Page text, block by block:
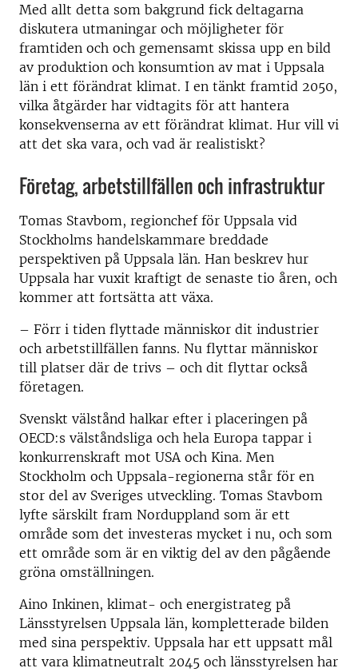
Med allt detta som bakgrund fick deltagarna
diskutera utmaningar och möjligheter för
framtiden och och gemensamt skissa upp en bild
av produktion och konsumtion av mat i Uppsala
län i ett förändrat klimat. I en tänkt framtid 2050,
vilka åtgärder har vidtagits för att hantera
konsekvenserna av ett förändrat klimat. Hur vill vi
att det ska vara, och vad är realistiskt?
Företag, arbetstillfällen och infrastruktur
Tomas Stavbom, regionchef för Uppsala vid
Stockholms handelskammare breddade
perspektiven på Uppsala län. Han beskrev hur
Uppsala har vuxit kraftigt de senaste tio åren, och
kommer att fortsätta att växa.
– Förr i tiden flyttade människor dit industrier
och arbetstillfällen fanns. Nu flyttar människor
till platser där de trivs – och dit flyttar också
företagen.
Svenskt välstånd halkar efter i placeringen på
OECD:s välståndsliga och hela Europa tappar i
konkurrenskraft mot USA och Kina. Men
Stockholm och Uppsala-regionerna står för en
stor del av Sveriges utveckling. Tomas Stavbom
lyfte särskilt fram Norduppland som är ett
område som det investeras mycket i nu, och som
ett område som är en viktig del av den pågående
gröna omställningen.
Aino Inkinen, klimat- och energistrateg på
Länsstyrelsen Uppsala län, kompletterade bilden
med sina perspektiv. Uppsala har ett uppsatt mål
att vara klimatneutralt 2045 och länsstyrelsen har